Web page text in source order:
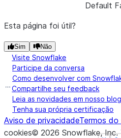
Default
Esta página foi útil?
Sim Não
Visite Snowflake
Participe da conversa
Como desenvolver com
Compartilhe seu feedback
Leia as novidades em nosso blog
Tenha sua própria certificação
Aviso de privacidadeTermos do
cookies© 2026 Snowflake, Inc.